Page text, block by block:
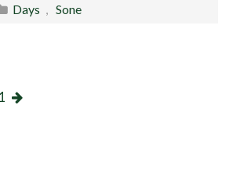
Days Sone